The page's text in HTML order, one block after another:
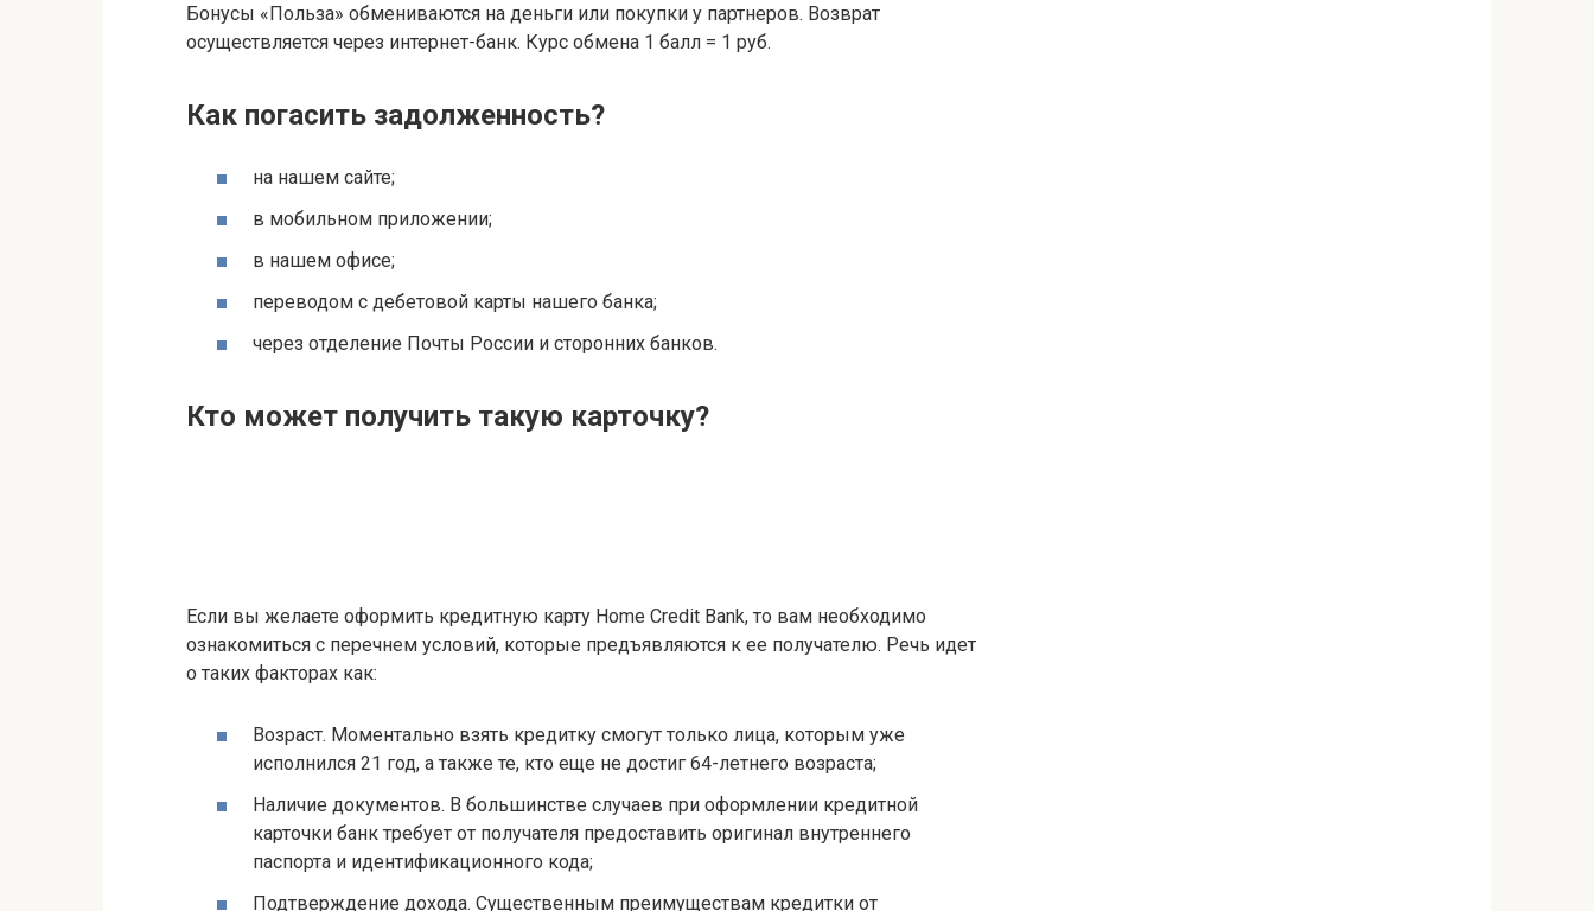
Бонусы «Польза» обмениваются на деньги или покупки у партнеров. Возврат
осуществляется через интернет-банк. Курс обмена 1 балл = 1 руб.
Как погасить задолженность?
на нашем сайте;
в мобильном приложении;
в нашем офисе;
переводом c дебетовой карты нашего банка;
через отделение Почты России и сторонних банков.
Кто может получить такую карточку?
Если вы желаете оформить кредитную карту Home Credit Bank, то вам необходимо
ознакомиться с перечнем условий, которые предъявляются к ее получателю. Речь идет
о таких факторах как:
Возраст. Моментально взять кредитку смогут только лица, которым уже
исполнился 21 год, а также те, кто еще не достиг 64-летнего возраста;
Наличие документов. В большинстве случаев при оформлении кредитной
карточки банк требует от получателя предоставить оригинал внутреннего
паспорта и идентификационного кода;
Подтверждение дохода. Существенным преимуществам кредитки от